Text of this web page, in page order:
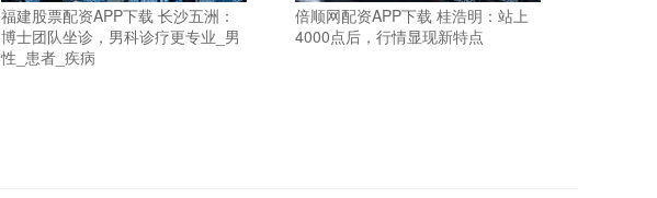
福建股票配资APP下载 长沙五洲：
博士团队坐诊，男科诊疗更专业_男
性_患者_疾病
倍顺网配资APP下载 桂浩明：站上
4000点后，行情显现新特点